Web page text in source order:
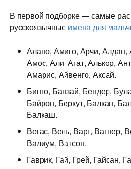
В первой подборке — самые
русскоязычные имена для
Алано, Амиго, Арчи, Алдан,
Амос, Али, Агат, Алькор,
Амарис, Айвенго, Аксай.
Бинго, Банзай, Бендер,
Байрон, Беркут, Балкан,
Балкаш.
Вегас, Вель, Варг, Вагнер,
Валиум, Ватсон.
Гаврик, Гай, Грей, Гайсан,